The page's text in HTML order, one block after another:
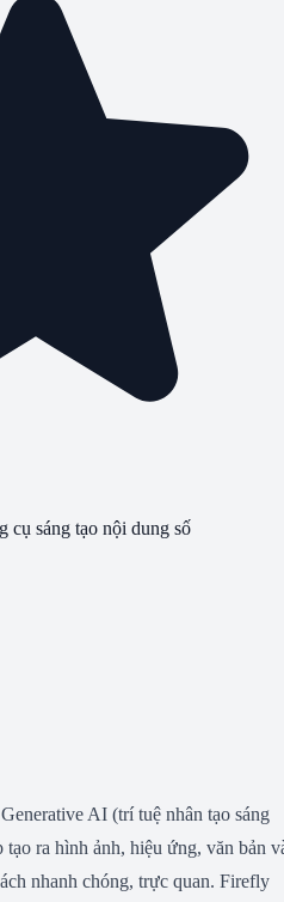
cụ sáng tạo nội dung số
AI (trí tuệ nhân tạo sáng
ra hình ảnh, hiệu ứng, văn bản
nhanh chóng, trực quan. Firefly